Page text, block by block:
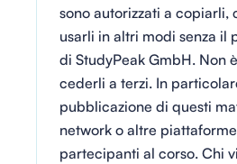
sono autorizzati a copiarli,
usarli in altri modi senza il
di StudyPeak GmbH. Non
cederli a terzi. In
pubblicazione di questi
network o altre
partecipanti al corso. Chi